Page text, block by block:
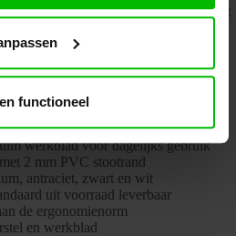
functioneel
lang mee en de stootrand beschermt
blijft ook hoog opgesteld stabiel.
Sta | 140x80cm | NEN-EN527
werkblad voor dagelijks gebruik
2 mm PVC stootrand
antraciet, zwart en wit
uit voorraad leverbaar
de ergonomienorm
en werkblad